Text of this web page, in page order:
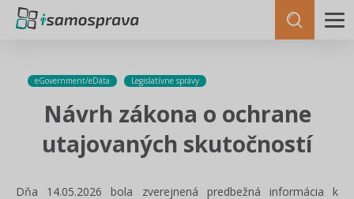
eGovernment/eDáta Legislatívne správy
Návrh zákona o ochrane
utajovaných skutočností
Dňa 14.05.2026 bola zverejnená predbežná informácia k